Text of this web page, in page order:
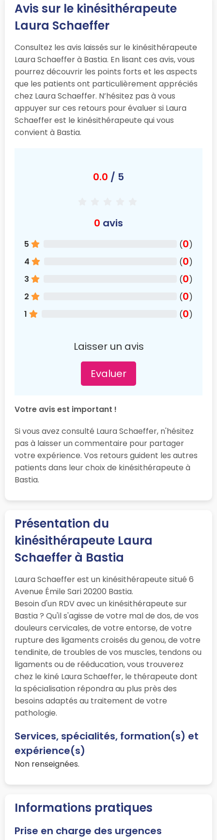
Avis sur le kinésithérapeute
Laura Schaeffer
Consultez les avis laissés sur le kinésithérapeute
Laura Schaeffer à Bastia. En lisant ces avis, vous
pourrez découvrir les points forts et les aspects
que les patients ont particulièrement appréciés
chez Laura Schaeffer. N’hésitez pas à vous
appuyer sur ces retours pour évaluer si Laura
Schaeffer est le kinésithérapeute qui vous
convient à Bastia.
0.0 / 5
0 avis
5 (0)
4
(0)
3
(0)
2
(0)
1
(0)
Laisser un avis
Evaluer
Votre avis est important !
Si vous avez consulté Laura Schaeffer, n'hésitez
pas à laisser un commentaire pour partager
votre expérience. Vos retours guident les autres
patients dans leur choix de kinésithérapeute à
Bastia.
Présentation du
kinésithérapeute Laura
Schaeffer à Bastia
Laura Schaeffer est un kinésithérapeute situé 6
Avenue Émile Sari 20200 Bastia.
Besoin d'un RDV avec un kinésithérapeute sur
Bastia ? Qu'il s'agisse de votre mal de dos, de vos
douleurs cervicales, de votre entorse, de votre
rupture des ligaments croisés du genou, de votre
tendinite, de troubles de vos muscles, tendons ou
ligaments ou de rééducation, vous trouverez
chez le kiné Laura Schaeffer, le thérapeute dont
la spécialisation répondra au plus près des
besoins adaptés au traitement de votre
pathologie.
Services, spécialités, formation(s) et
expérience(s)
Non renseignées.
Informations pratiques
Prise en charge des urgences